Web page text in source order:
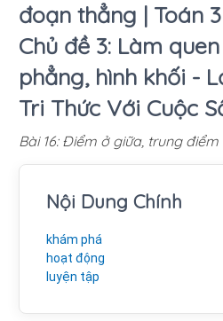
đoạn thẳng | Toán
Chủ đề 3: Làm
phẳng, hình khối -
Tri Thức Với Cuộc
Bài 16: Điểm ở giữa, trung
Nội Dung Chính
khám phá
hoạt động
luyện tập